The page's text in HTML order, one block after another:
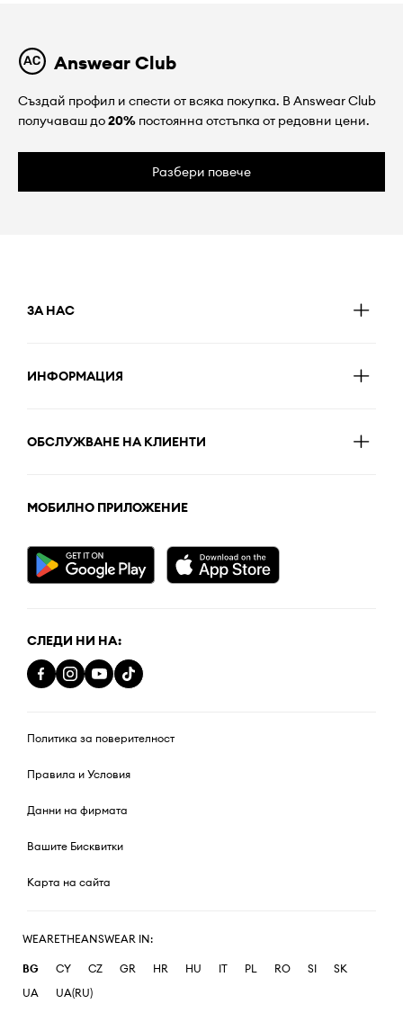
Answear Club
Създай профил и спести от всяка покупка. В Answear Club
получаваш до20% постоянна отстъпка от редовни цени.
Разбери повече
ЗА НАС
ИНФОРМАЦИЯ
ОБСЛУЖВАНЕ НА КЛИЕНТИ
МОБИЛНО ПРИЛОЖЕНИЕ
СЛЕДИ НИ НА:
Политика за поверителност
Правила и Условия
Данни на фирмата
Вашите Бисквитки
Карта на сайта
WEARETHEANSWEAR IN:
BG CY CZ GR HR HU IT PL RO SI
SK
UA
UA(RU)